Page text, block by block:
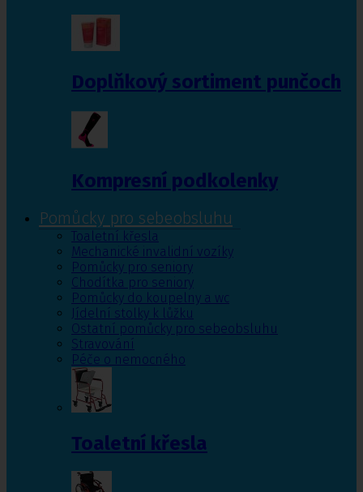
Doplňkový sortiment punčoch
Kompresní podkolenky
Pomůcky pro sebeobsluhu
Toaletní křesla
Mechanické invalidní vozíky
Pomůcky pro seniory
Chodítka pro seniory
Pomůcky do koupelny a wc
Jídelní stolky k lůžku
Ostatní pomůcky pro sebeobsluhu
Stravování
Péče o nemocného
Toaletní křesla